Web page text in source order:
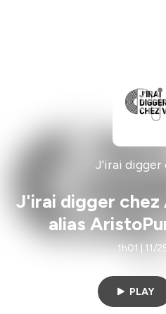
J'irai digger
J'irai digger chez
alias
1h01 | 11/
PLAY